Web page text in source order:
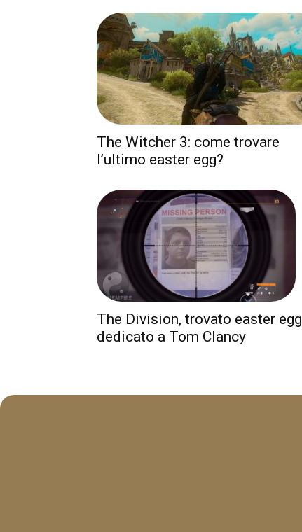
The Witcher 3: come trovare
l’ultimo easter egg?
The Division, trovato easter egg
dedicato a Tom Clancy